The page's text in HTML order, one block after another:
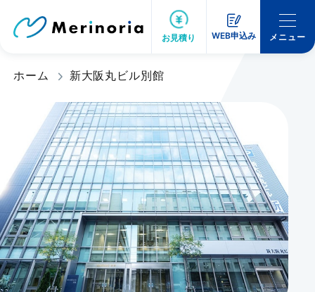
お見積り WEB申込み メニュー
ホーム 新大阪丸ビル別館